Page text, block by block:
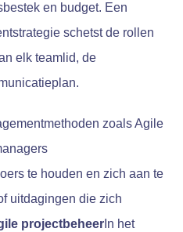
en budget. Een
schetst de rollen
elk teamlid, de
zoals Agile
te houden en zich aan te
uitdagingen die zich
projectbeheer In het